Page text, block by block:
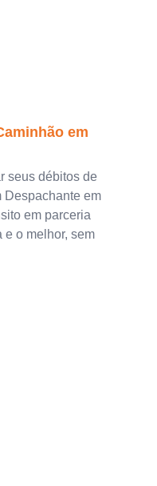
em
seus débitos de
Despachante em
em parceria
e o melhor, sem